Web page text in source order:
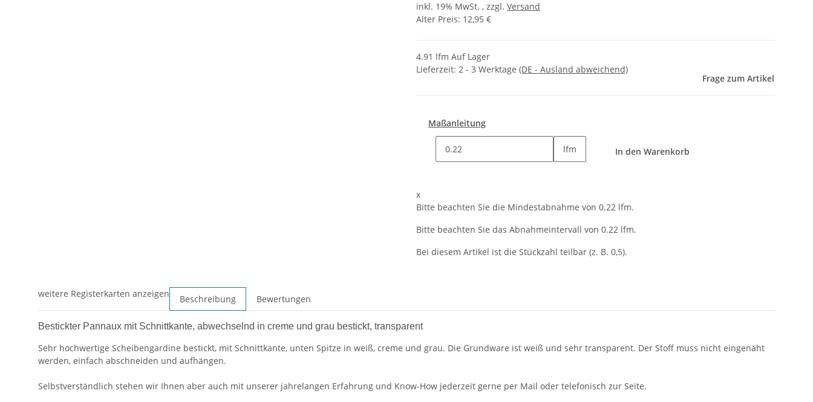
inkl. 19% MwSt. , zzgl. Versand
Alter Preis: 12,95 €
4.91 lfm Auf Lager
Lieferzeit: 2 - 3 Werktage (DE - Ausland abweichend)
Frage zum Artikel
Maßanleitung
lfm In den Warenkorb
x
Bitte beachten Sie die Mindestabnahme von 0.22 lfm.
Bitte beachten Sie das Abnahmeintervall von 0.22 lfm.
Bei diesem Artikel ist die Stückzahl teilbar (z. B. 0,5).
weitere Registerkarten anzeigen Beschreibung Bewertungen
Bestickter Pannaux mit Schnittkante, abwechselnd in creme und grau bestickt, transparent
Sehr hochwertige Scheibengardine bestickt, mit Schnittkante, unten Spitze in weiß, creme und grau. Die Grundware ist weiß und sehr transparent. Der Stoff muss nicht eingenäht
werden, einfach abschneiden und aufhängen.
Selbstverständlich stehen wir Ihnen aber auch mit unserer jahrelangen Erfahrung und Know-How jederzeit gerne per Mail oder telefonisch zur Seite.